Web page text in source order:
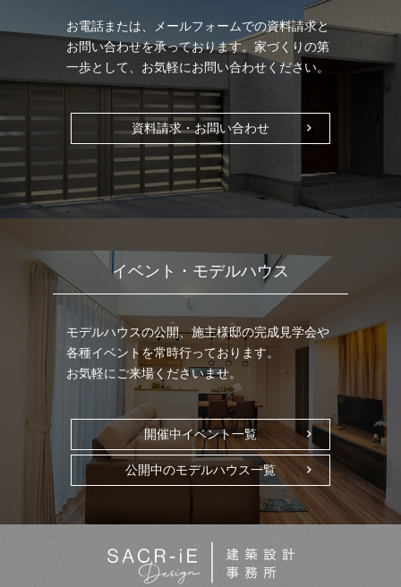
お電話または、メールフォームでの資料請求と
お問い合わせを承っております。家づくりの第
一歩として、お気軽にお問い合わせください。
資料請求・お問い合わせ
イベント・モデルハウス
モデルハウスの公開、施主様邸の完成見学会や
各種イベントを常時行っております。
お気軽にご来場くださいませ。
開催中イベント一覧
公開中のモデルハウス一覧